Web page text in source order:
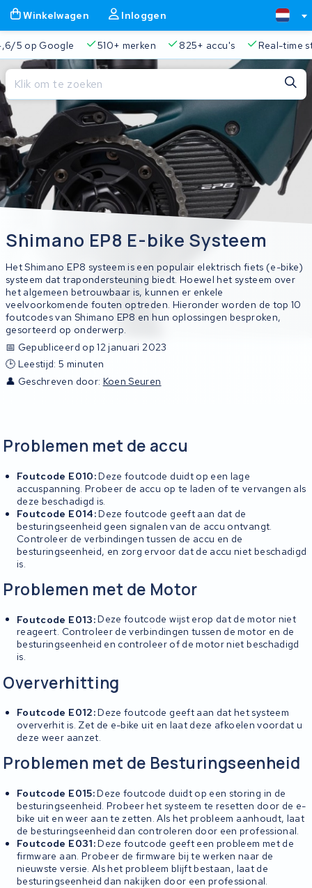
Winkelwagen Inloggen
510+ merken 825+ accu's Real-time status
Shimano EP8 E-bike Systeem
Het Shimano EP8 systeem is een populair elektrisch fiets (e-bike)
systeem dat trapondersteuning biedt. Hoewel het systeem over
het algemeen betrouwbaar is, kunnen er enkele
veelvoorkomende fouten optreden. Hieronder worden de top 10
foutcodes van Shimano EP8 en hun oplossingen besproken,
gesorteerd op onderwerp.
📅 Gepubliceerd op 12 januari 2023
🕒 Leestijd: 5 minuten
👤 Geschreven door: Koen Seuren
Problemen met de accu
Foutcode E010:Deze foutcode duidt op een lage
accuspanning. Probeer de accu op te laden of te vervangen als
deze beschadigd is.
Foutcode E014:Deze foutcode geeft aan dat de
besturingseenheid geen signalen van de accu ontvangt.
Controleer de verbindingen tussen de accu en de
besturingseenheid, en zorg ervoor dat de accu niet beschadigd
is.
Problemen met de Motor
Foutcode E013:Deze foutcode wijst erop dat de motor niet
reageert. Controleer de verbindingen tussen de motor en de
besturingseenheid en controleer of de motor niet beschadigd
is.
Oververhitting
Foutcode E012:Deze foutcode geeft aan dat het systeem
oververhit is. Zet de e-bike uit en laat deze afkoelen voordat u
deze weer aanzet.
Problemen met de Besturingseenheid
Foutcode E015:Deze foutcode duidt op een storing in de
besturingseenheid. Probeer het systeem te resetten door de e-
bike uit en weer aan te zetten. Als het probleem aanhoudt, laat
de besturingseenheid dan controleren door een professional.
Foutcode E031:Deze foutcode geeft een probleem met de
firmware aan. Probeer de firmware bij te werken naar de
nieuwste versie. Als het probleem blijft bestaan, laat de
besturingseenheid dan nakijken door een professional.
Winkelwagen
Je winkelwagen is leeg.
Gratis verzending en ophaalservice 45.000+ accu's
Sluiten
Begin te typen in de zoekbalk om te zoeken